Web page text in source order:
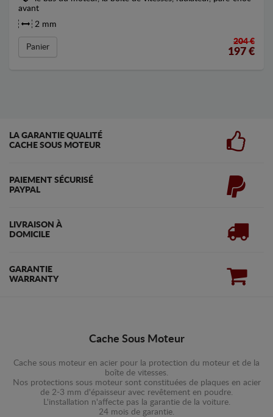
avant
2 mm
Panier
204 €
197 €
LA GARANTIE QUALITÉ
CACHE SOUS MOTEUR
PAIEMENT SÉCURISÉ
PAYPAL
LIVRAISON À
DOMICILE
GARANTIE
WARRANTY
Cache Sous Moteur
Cache sous moteur en acier pour la protection du moteur et de la
boîte de vitesses.
Nos protections sous moteur sont constituées de plaques en acier
de 2-3 mm d'épaisseur avec revêtement en poudre.
L'installation n'affecte pas la garantie de la voiture.
24 mois de garantie.